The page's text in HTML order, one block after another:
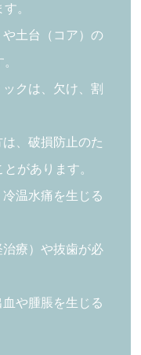
。
土台（コア）の
クは、欠け、割
、破損防止のた
があります。
温水痛を生じる
療）や抜歯が必
や腫脹を生じる